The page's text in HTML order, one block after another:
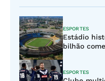
ESPORTES
Estádio
bilhão
ESPORTES